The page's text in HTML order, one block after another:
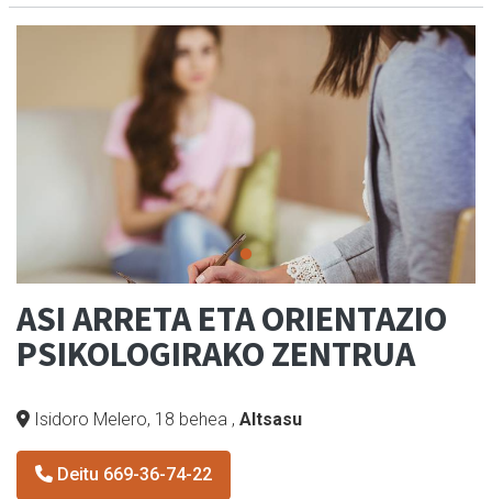
ASI ARRETA ETA ORIENTAZIO
PSIKOLOGIRAKO ZENTRUA
Isidoro Melero, 18 behea , Altsasu
Deitu 669-36-74-22